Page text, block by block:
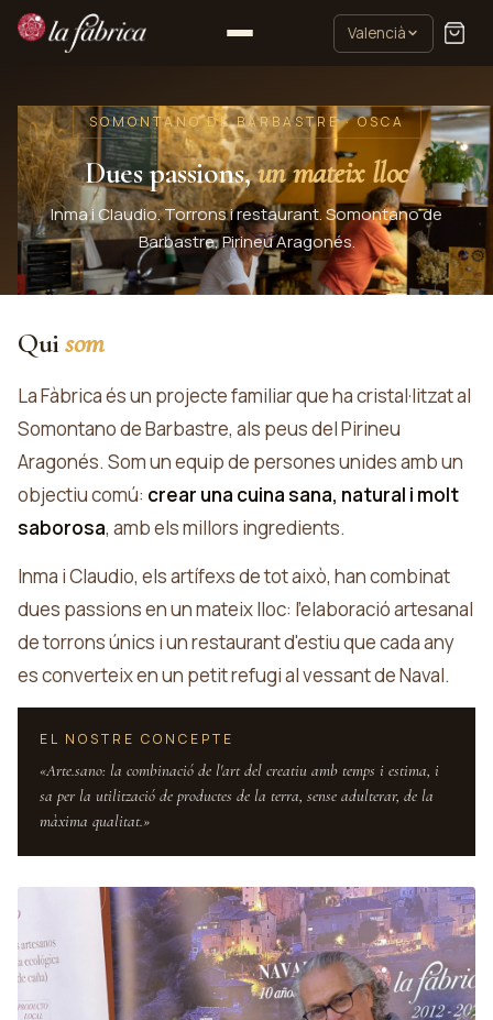
Valencià
SOMONTANO DE BARBASTRE · OSCA
Dues passions,un mateix lloc
Inma i Claudio. Torrons i restaurant. Somontano de
Barbastre, Pirineu Aragonés.
Quisom
La Fàbrica és un projecte familiar que ha cristal·litzat al
Somontano de Barbastre, als peus del Pirineu
Aragonés. Som un equip de persones unides amb un
objectiu comú: crear una cuina sana, natural i molt
saborosa, amb els millors ingredients.
Inma i Claudio, els artífexs de tot això, han combinat
dues passions en un mateix lloc: l'elaboració artesanal
de torrons únics i un restaurant d'estiu que cada any
es converteix en un petit refugi al vessant de Naval.
EL NOSTRE CONCEPTE
«Arte.sano: la combinació de l'art del creatiu amb temps i estima, i
sa per la utilització de productes de la terra, sense adulterar, de la
màxima qualitat.»